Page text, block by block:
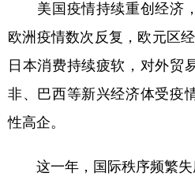
美国疫情持续重创经济，
欧洲疫情数次反复，欧元区
日本消费持续疲软，对外贸
非、巴西等新兴经济体受疫
性高企。
这一年，国际秩序频繁失